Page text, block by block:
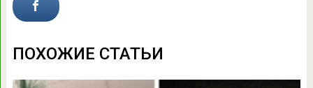
ПОХОЖИЕ СТАТЬИ